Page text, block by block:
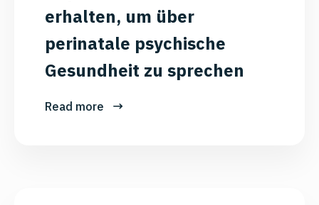
erhalten, um über
perinatale psychische
Gesundheit zu sprechen
Read more